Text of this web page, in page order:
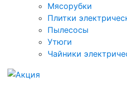
Мясорубки
Плитки
Пылесосы
Утюги
Чайники